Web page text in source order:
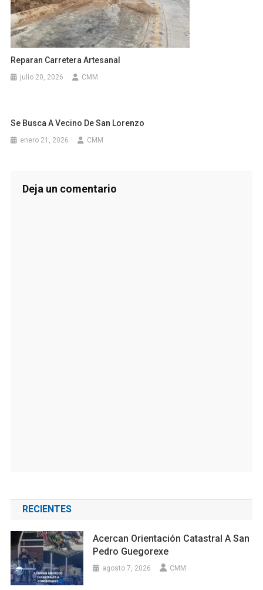
Reparan Carretera Artesanal
julio 20, 2026 CMM
Se Busca A Vecino De San Lorenzo
enero 21, 2026 CMM
Deja un comentario
RECIENTES
Acercan Orientación Catastral A San
Pedro Guegorexe
agosto 7, 2026 CMM